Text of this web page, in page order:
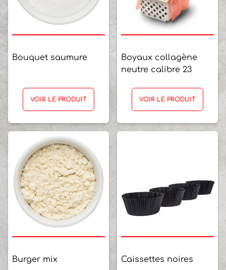
Bouquet saumure
VOIR LE PRODUIT
Boyaux collagène
neutre calibre 23
VOIR LE PRODUIT
Burger mix Caissettes noires